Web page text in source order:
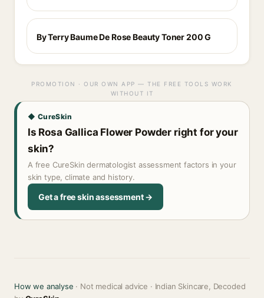
By Terry Baume De Rose Beauty Toner 200 G
PROMOTION · OUR OWN APP — THE FREE TOOLS WORK
WITHOUT IT
◆ CureSkin
Is Rosa Gallica Flower Powder right for your
skin?
A free CureSkin dermatologist assessment factors in your
skin type, climate and history.
Get a free skin assessment →
How we analyse · Not medical advice · Indian Skincare, Decoded